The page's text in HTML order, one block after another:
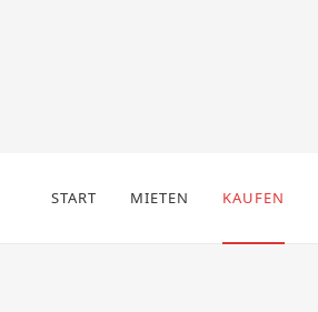
START MIETEN KAUFEN